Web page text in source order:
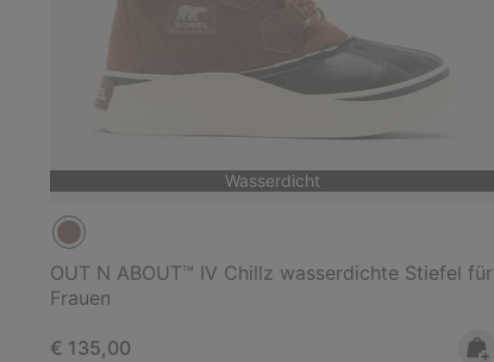
Wasserdicht
OUT N ABOUT™ IV Chillz wasserdichte Stiefel für
Frauen
Regular price:
€ 135,00